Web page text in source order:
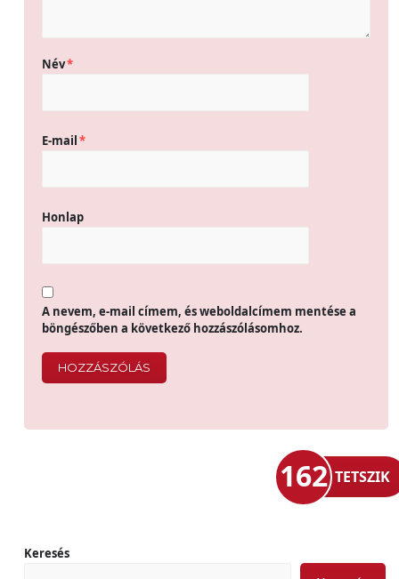
Név*
E-mail*
Honlap
A nevem, e-mail címem, és weboldalcímem mentése a
böngészőben a következő hozzászólásomhoz.
162 TETSZIK
Keresés